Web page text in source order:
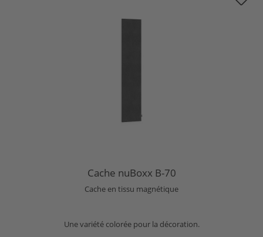
Cache nuBoxx B-70
Cache en tissu magnétique
Une variété colorée pour la décoration.